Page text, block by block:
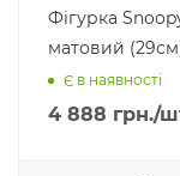
Фігурка
матовий
Є в наявності
4 888 грн./